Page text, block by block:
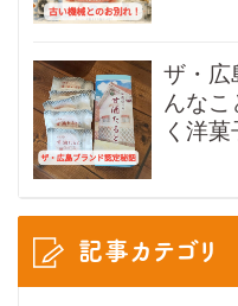
ザ・広
んな
く洋
記事カテゴリ